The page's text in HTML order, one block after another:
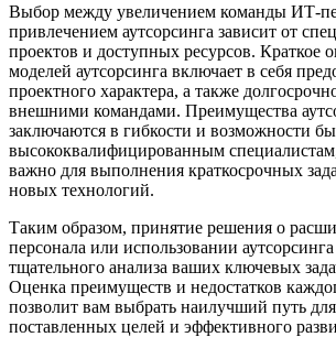
Выбор между увеличением команды ИТ-
привлечением аутсорсинга зависит от
проектов и доступных ресурсов. Краткое
моделей аутсорсинга включает в себя
проектного характера, а также
внешними командами. Преимущества
заключаются в гибкости и возможности
высококвалифицированным
важно для выполнения краткосрочных
новых технологий.
Таким образом, принятие решения о
персонала или использовании аутсорсинга
тщательного анализа ваших ключевых
Оценка преимуществ и недостатков
позволит вам выбрать наилучший путь
поставленных целей и эффективного